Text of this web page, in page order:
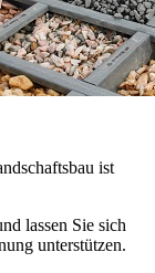
ist
lassen Sie sich
unterstützen.